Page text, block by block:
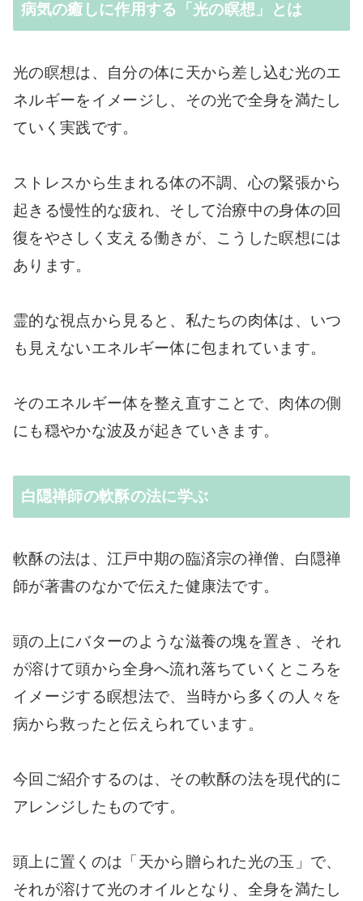
病気の癒しに作用する「光の瞑想」とは
光の瞑想は、自分の体に天から差し込む光のエ
ネルギーをイメージし、その光で全身を満たし
ていく実践です。
ストレスから生まれる体の不調、心の緊張から
起きる慢性的な疲れ、そして治療中の身体の回
復をやさしく支える働きが、こうした瞑想には
あります。
霊的な視点から見ると、私たちの肉体は、いつ
も見えないエネルギー体に包まれています。
そのエネルギー体を整え直すことで、肉体の側
にも穏やかな波及が起きていきます。
白隠禅師の軟酥の法に学ぶ
軟酥の法は、江戸中期の臨済宗の禅僧、白隠禅
師が著書のなかで伝えた健康法です。
頭の上にバターのような滋養の塊を置き、それ
が溶けて頭から全身へ流れ落ちていくところを
イメージする瞑想法で、当時から多くの人々を
病から救ったと伝えられています。
今回ご紹介するのは、その軟酥の法を現代的に
アレンジしたものです。
頭上に置くのは「天から贈られた光の玉」で、
それが溶けて光のオイルとなり、全身を満たし